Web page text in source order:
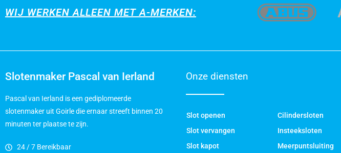
WIJ WERKEN ALLEEN MET A-MERKEN:
Slotenmaker Pascal van Ierland
Pascal van Ierland is een gediplomeerde
slotenmaker uit Goirle die ernaar streeft binnen 20
minuten ter plaatse te zijn.
24 / 7 Bereikbaar
Onze diensten
Slot openen
Slot vervangen
Slot kapot
Cilindersloten
Insteeksloten
Meerpuntsluiting